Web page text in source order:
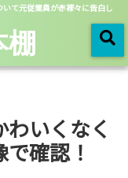
て元従業員が赤裸々に告白し
棚
いくなく
確認！